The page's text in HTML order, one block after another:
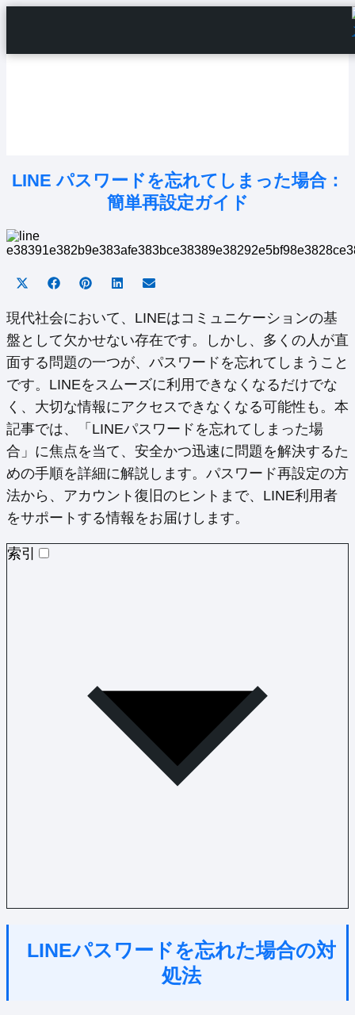
LINE パスワードを忘れてしまった場合：
簡単再設定ガイド
Share
X
(Twitter)
Share
Facebook
Share
Pinterest
Share
LinkedInEmail
現代社会において、LINEはコミュニケーションの基
盤として欠かせない存在です。しかし、多くの人が直
面する問題の一つが、パスワードを忘れてしまうこと
です。LINEをスムーズに利用できなくなるだけでな
く、大切な情報にアクセスできなくなる可能性も。本
記事では、「LINEパスワードを忘れてしまった場
合」に焦点を当て、安全かつ迅速に問題を解決するた
めの手順を詳細に解説します。パスワード再設定の方
法から、アカウント復旧のヒントまで、LINE利用者
をサポートする情報をお届けします。
索引
LINEパスワードを忘れた場合の対
処法